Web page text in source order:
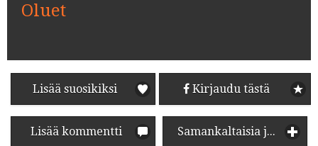
Oluet
Lisää suosikiksi Kirjaudu tästä
Lisää kommentti Samankaltaisia juomia